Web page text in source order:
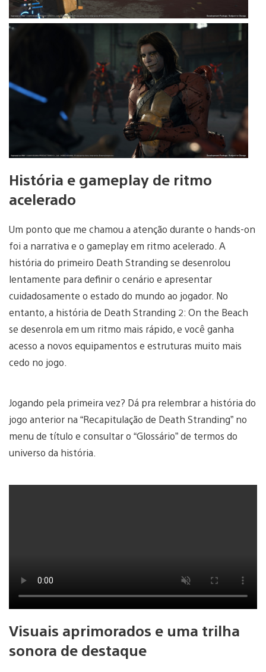
História e gameplay de ritmo
acelerado
Um ponto que me chamou a atenção durante o hands-on
foi a narrativa e o gameplay em ritmo acelerado. A
história do primeiro Death Stranding se desenrolou
lentamente para definir o cenário e apresentar
cuidadosamente o estado do mundo ao jogador. No
entanto, a história de Death Stranding 2: On the Beach
se desenrola em um ritmo mais rápido, e você ganha
acesso a novos equipamentos e estruturas muito mais
cedo no jogo.
Jogando pela primeira vez? Dá pra relembrar a história do
jogo anterior na “Recapitulação de Death Stranding” no
menu de título e consultar o “Glossário” de termos do
universo da história.
Visuais aprimorados e uma trilha
sonora de destaque